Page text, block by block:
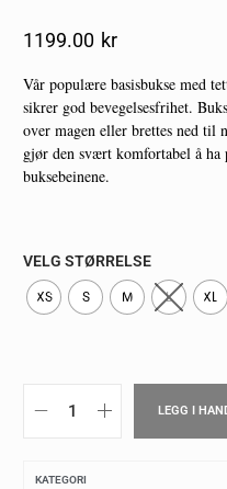
1199.00 Kr
Vår populære basisbukse med
sikrer god bevegelsesfrihet.
over magen eller brettes ned til
gjør den svært komfortabel å ha
buksebeinene.
VELG STØRRELSE
XS S M L XL
LEGG I
KATEGORI